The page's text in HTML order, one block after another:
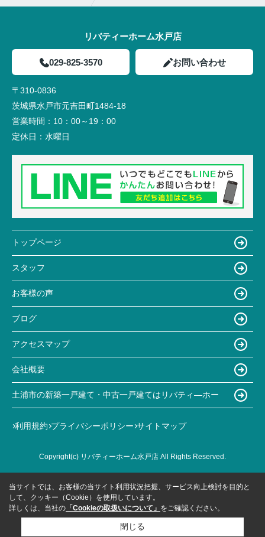
リバティーホーム水戸店
029-825-3570 お問い合わせ
〒310-0836
茨城県水戸市元吉田町1484-18
営業時間： 10：00～19：00
定休日： 水曜日
トップページ
スタッフ
お客様の声
ブログ
アクセスマップ
会社概要
土浦市の新築一戸建て・中古一戸建てはリバティ―ホー
利用規約 プライバシーポリシー サイトマップ
Copyright(c) リバティーホーム水戸店 All Rights Reserved.
当サイトでは、お客様の当サイト利用状況把握、サービス向上検討を目的と
して、クッキー（Cookie）を使用しています。
詳しくは、当社の 「Cookieの取扱いについて」 をご確認ください。
閉じる